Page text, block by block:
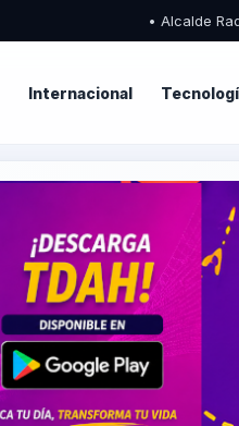
• Alcalde
Internacional